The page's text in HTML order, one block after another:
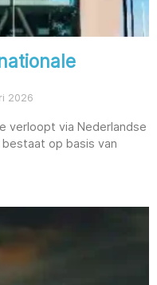
2026
verloopt via Nederlandse
op basis van